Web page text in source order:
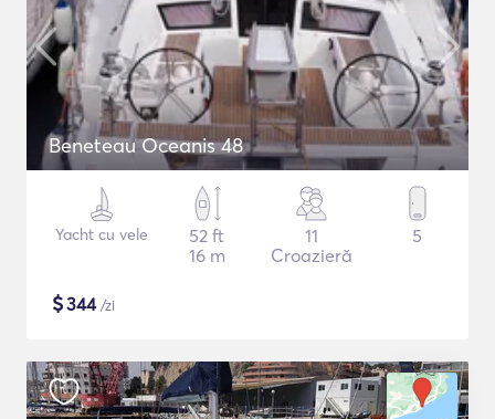
Beneteau Oceanis 48
Yacht cu vele
52 ft
16 m
11
Croazieră
5
$344/zi